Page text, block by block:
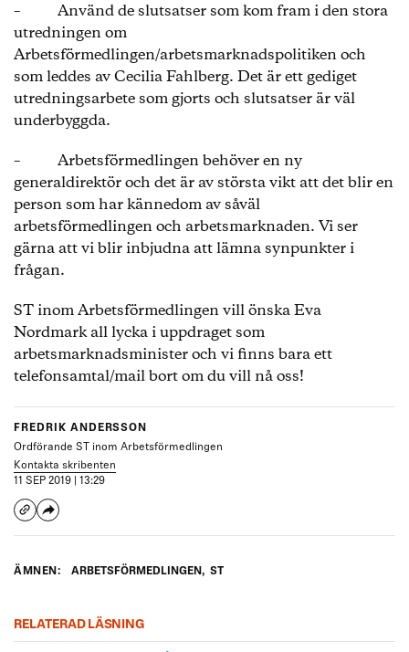
– Använd de slutsatser som kom fram i den stora
utredningen om
Arbetsförmedlingen/arbetsmarknadspolitiken och
som leddes av Cecilia Fahlberg. Det är ett gediget
utredningsarbete som gjorts och slutsatser är väl
underbyggda.
– Arbetsförmedlingen behöver en ny
generaldirektör och det är av största vikt att det blir en
person som har kännedom av såväl
arbetsförmedlingen och arbetsmarknaden. Vi ser
gärna att vi blir inbjudna att lämna synpunkter i
frågan.
ST inom Arbetsförmedlingen vill önska Eva
Nordmark all lycka i uppdraget som
arbetsmarknadsminister och vi finns bara ett
telefonsamtal/mail bort om du vill nå oss!
FREDRIK ANDERSSON
Ordförande ST inom Arbetsförmedlingen
Kontakta skribenten
11 SEP 2019 | 13:29
ÄMNEN: ARBETSFÖRMEDLINGEN, ST
RELATERAD LÄSNING